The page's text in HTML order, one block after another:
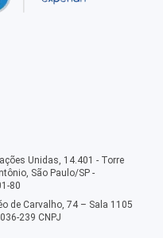
Unidas, 14.401 - Torre
São Paulo/SP -
80
de Carvalho, 74 – Sala 1105
239 CNPJ